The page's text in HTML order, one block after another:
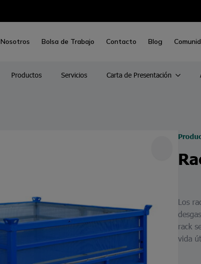
Nosotros Bolsa de Trabajo Contacto Blog
Productos Servicios Carta de Presentación
Los
rack
vida